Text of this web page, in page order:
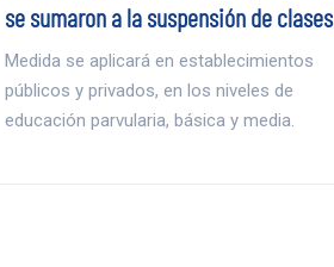
se sumaron a la suspensión de clases
Medida se aplicará en establecimientos
públicos y privados, en los niveles de
educación parvularia, básica y media.